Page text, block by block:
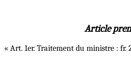
Article
« Art. 1er. Traitement du ministre : fr.